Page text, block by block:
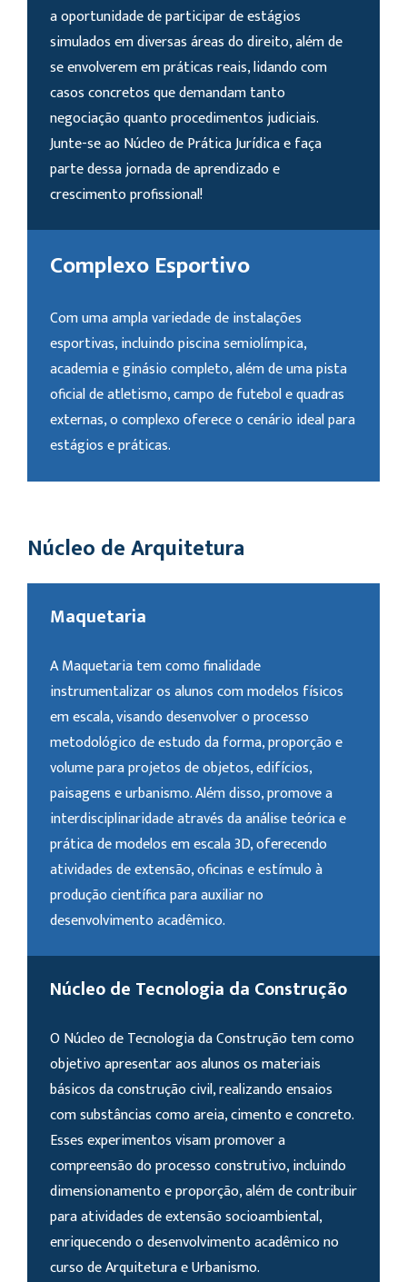
a oportunidade de participar de estágios
simulados em diversas áreas do direito, além de
se envolverem em práticas reais, lidando com
casos concretos que demandam tanto
negociação quanto procedimentos judiciais.
Junte-se ao Núcleo de Prática Jurídica e faça
parte dessa jornada de aprendizado e
crescimento profissional!
Complexo Esportivo
Com uma ampla variedade de instalações
esportivas, incluindo piscina semiolímpica,
academia e ginásio completo, além de uma pista
oficial de atletismo, campo de futebol e quadras
externas, o complexo oferece o cenário ideal para
estágios e práticas.
Núcleo de Arquitetura
Maquetaria
A Maquetaria tem como finalidade
instrumentalizar os alunos com modelos físicos
em escala, visando desenvolver o processo
metodológico de estudo da forma, proporção e
volume para projetos de objetos, edifícios,
paisagens e urbanismo. Além disso, promove a
interdisciplinaridade através da análise teórica e
prática de modelos em escala 3D, oferecendo
atividades de extensão, oficinas e estímulo à
produção científica para auxiliar no
desenvolvimento acadêmico.
Núcleo de Tecnologia da Construção
O Núcleo de Tecnologia da Construção tem como
objetivo apresentar aos alunos os materiais
básicos da construção civil, realizando ensaios
com substâncias como areia, cimento e concreto.
Esses experimentos visam promover a
compreensão do processo construtivo, incluindo
dimensionamento e proporção, além de contribuir
para atividades de extensão socioambiental,
enriquecendo o desenvolvimento acadêmico no
curso de Arquitetura e Urbanismo.